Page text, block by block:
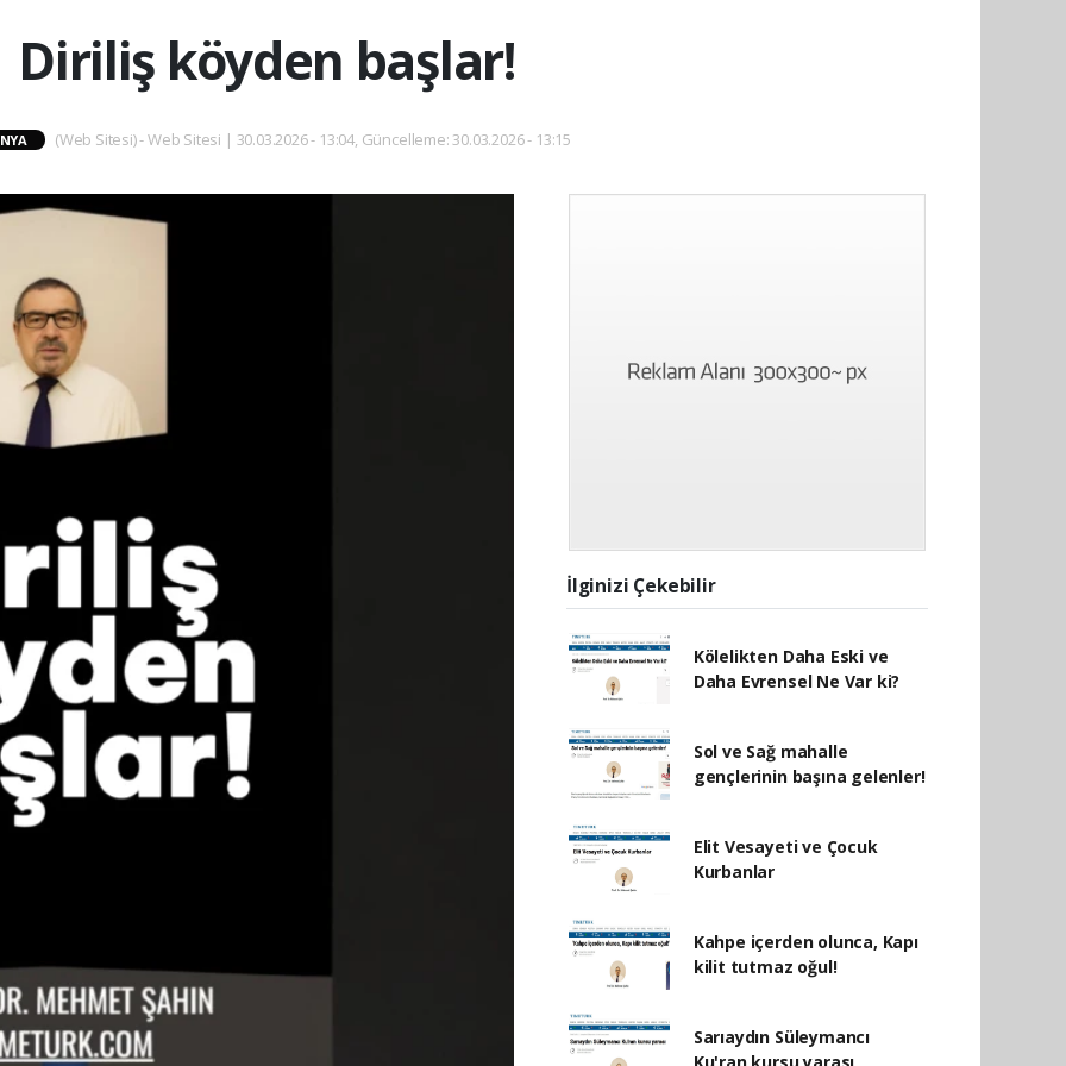
Diriliş köyden başlar!
(Web Sitesi) - Web Sitesi | 30.03.2026 - 13:04, Güncelleme: 30.03.2026 - 13:15
İlginizi Çekebilir
Kölelikten Daha Eski ve
Daha Evrensel Ne Var ki?
Sol ve Sağ mahalle
gençlerinin başına gelenler!
Elit Vesayeti ve Çocuk
Kurbanlar
Kahpe içerden olunca, Kapı
kilit tutmaz oğul!
Sarıaydın Süleymancı